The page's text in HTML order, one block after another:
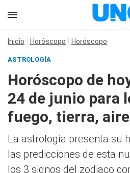
Inicio Horóscopo Horóscopo
ASTROLOGÍA
Horóscopo de
24 de junio para
fuego, tierra,
La astrología presenta su
las predicciones de esta
los 3 signos del zodiaco